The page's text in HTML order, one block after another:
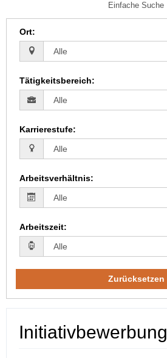
Einfache Suche
Ort:
Tätigkeitsbereich:
Karrierestufe:
Arbeitsverhältnis:
Arbeitszeit:
Zurücksetzen
Initiativbewerbung